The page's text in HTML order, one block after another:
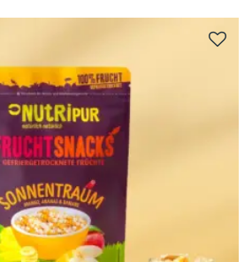
– direkt aus der Natur, für
– ganz ohne Zuckerzusatz
Natur aus eine angenehme
der Natur ihren Lauf – für
ohne Schnickschnack.
Vitamine
C, Magnesium und